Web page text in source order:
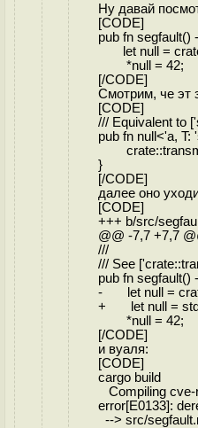
Ну давай
[CODE]
pub fn segfault()
let null =
*null = 42;
[/CODE]
Смотрим, че эт
[CODE]
/// Equivalent to
pub fn null<'a,
}
[/CODE]
далее оно
[CODE]
+++ b/src/
@@ -7,7 +7,7
///
/// See
pub fn segfault()
- let null =
+ let null =
*null = 42;
[/CODE]
и вуаля:
[CODE]
cargo build
Compiling cve-
error[E0133]:
--> src/